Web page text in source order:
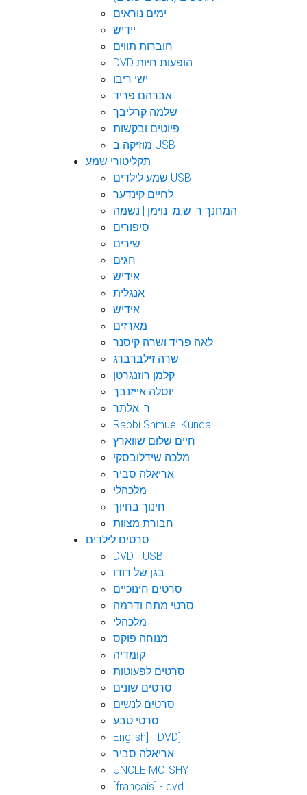
ימים נוראים
יידיש
חוברות תווים
DVD הופעות חיות
ישי ריבו
אברהם פריד
שלמה קרליבך
פיוטים ובקשות
מוזיקה ב USB
תקליטורי שמע
שמע לילדים USB
לחיים קינדער
המחנך ר' ש.מ. נוימן | נשמה
סיפורים
שירים
חגים
אידיש
אנגלית
אידיש
מארזים
לאה פריד ושרה קיסנר
שרה זילברברג
קלמן רוזנגרטן
יוסלה אייזנבך
ר' אלתר
Rabbi Shmuel Kunda
חיים שלום שווארץ
מלכה שידלובסקי
אריאלה סביר
מלכהלי
חינוך בחיוך
חבורת מצוות
סרטים לילדים
DVD - USB
בגן של דודו
סרטים חינוכיים
סרטי מתח ודרמה
מלכהלי
מנוחה פוקס
קומדיה
סרטים לפעוטות
סרטים שונים
סרטים לנשים
סרטי טבע
English] - DVD]
אריאלה סביר
UNCLE MOISHY
[français] - dvd